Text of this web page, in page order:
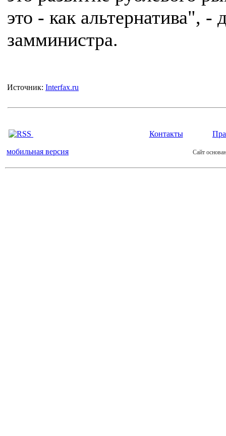
это - как альтернатива", -
замминистра.
Источник: Interfax.ru
Контакты
мобильная версия Сайт